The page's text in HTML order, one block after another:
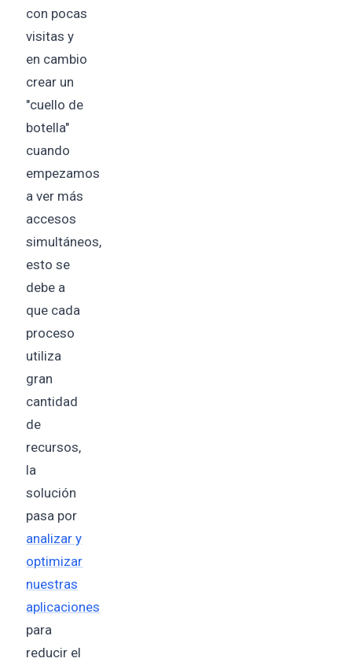
con pocas
visitas y
en cambio
crear un
"cuello de
botella"
cuando
empezamos
a ver más
accesos
simultáneos,
esto se
debe a
que cada
proceso
utiliza
gran
cantidad
de
recursos,
la
solución
pasa por
analizar y
optimizar
nuestras
aplicaciones
para
reducir el